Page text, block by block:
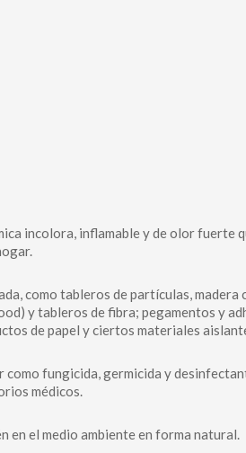
incolora, inflamable y de olor fuerte
como tableros de partículas,
y tableros de fibra; pegamentos y
de papel y ciertos materiales
como fungicida, germicida y
médicos.
en el medio ambiente en forma natural.